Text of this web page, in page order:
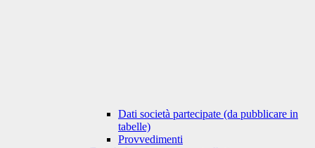
Dati società partecipate (da pubblicare in
tabelle)
Provvedimenti